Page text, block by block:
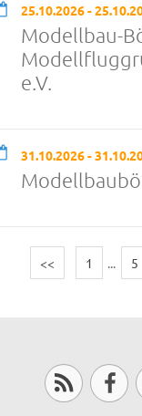
25.10.2026 -
Modellbau-
e.V.
31.10.2026 -
<< 1 ... 5